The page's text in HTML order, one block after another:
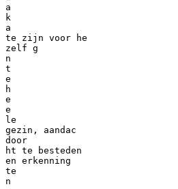
a
k
a
te zijn voor he
zelf g
n
t
e
h
e
e
le
gezin, aandac
door
ht te besteden
en erkenning
te
n